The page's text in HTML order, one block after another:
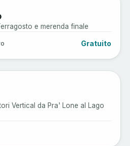
e merenda finale
Gratuito
Vertical da Pra' Lone al Lago